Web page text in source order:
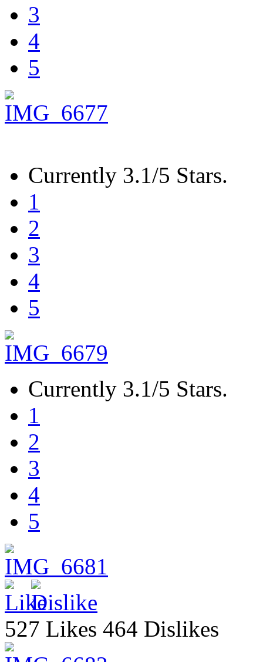
3
4
5
Currently 3.1/5 Stars.
1
2
3
4
5
Currently 3.1/5 Stars.
1
2
3
4
5
527 Likes 464 Dislikes